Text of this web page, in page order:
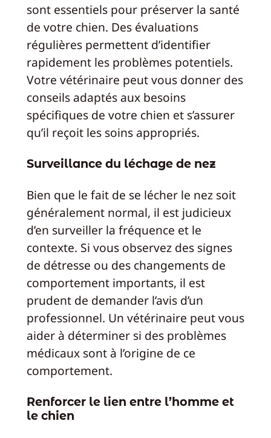
sont essentiels pour préserver la santé
de votre chien. Des évaluations
régulières permettent d’identifier
rapidement les problèmes potentiels.
Votre vétérinaire peut vous donner des
conseils adaptés aux besoins
spécifiques de votre chien et s’assurer
qu’il reçoit les soins appropriés.
Surveillance du léchage de nez
Bien que le fait de se lécher le nez soit
généralement normal, il est judicieux
d’en surveiller la fréquence et le
contexte. Si vous observez des signes
de détresse ou des changements de
comportement importants, il est
prudent de demander l’avis d’un
professionnel. Un vétérinaire peut vous
aider à déterminer si des problèmes
médicaux sont à l’origine de ce
comportement.
Renforcer le lien entre l’homme et
le chien